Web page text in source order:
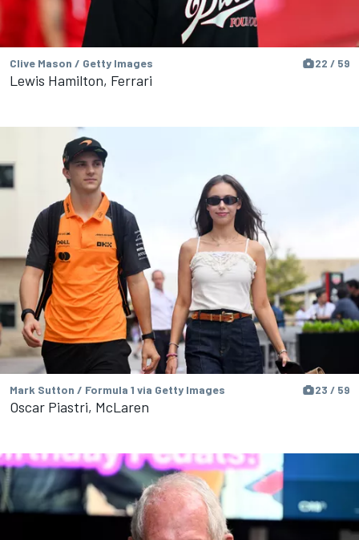
Clive Mason / Getty Images 22 / 59
Lewis Hamilton, Ferrari
Mark Sutton / Formula 1 via Getty Images 23 / 59
Oscar Piastri, McLaren